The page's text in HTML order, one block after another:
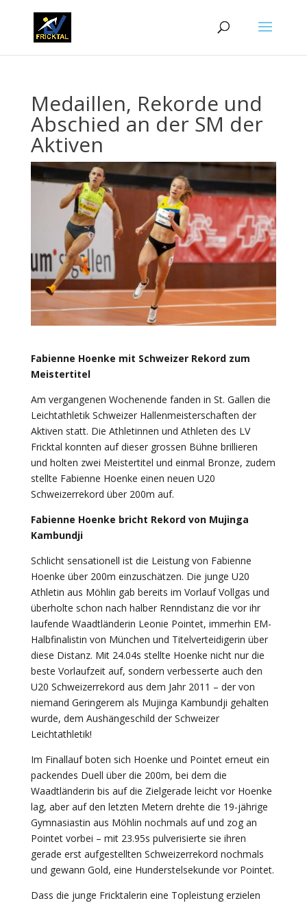
Medaillen, Rekorde und
Abschied an der SM der
Aktiven
Fabienne Hoenke mit Schweizer Rekord zum
Meistertitel
Am vergangenen Wochenende fanden in St. Gallen die
Leichtathletik Schweizer Hallenmeisterschaften der
Aktiven statt. Die Athletinnen und Athleten des LV
Fricktal konnten auf dieser grossen Bühne brillieren
und holten zwei Meistertitel und einmal Bronze, zudem
stellte Fabienne Hoenke einen neuen U20
Schweizerrekord über 200m auf.
Fabienne Hoenke bricht Rekord von Mujinga
Kambundji
Schlicht sensationell ist die Leistung von Fabienne
Hoenke über 200m einzuschätzen. Die junge U20
Athletin aus Möhlin gab bereits im Vorlauf Vollgas und
überholte schon nach halber Renndistanz die vor ihr
laufende Waadtländerin Leonie Pointet, immerhin EM-
Halbfinalistin von München und Titelverteidigerin über
diese Distanz. Mit 24.04s stellte Hoenke nicht nur die
beste Vorlaufzeit auf, sondern verbesserte auch den
U20 Schweizerrekord aus dem Jahr 2011 – der von
niemand Geringerem als Mujinga Kambundji gehalten
wurde, dem Aushängeschild der Schweizer
Leichtathletik!
Im Finallauf boten sich Hoenke und Pointet erneut ein
packendes Duell über die 200m, bei dem die
Waadtländerin bis auf die Zielgerade leicht vor Hoenke
lag, aber auf den letzten Metern drehte die 19-jährige
Gymnasiastin aus Möhlin nochmals auf und zog an
Pointet vorbei – mit 23.95s pulverisierte sie ihren
gerade erst aufgestellten Schweizerrekord nochmals
und gewann Gold, eine Hunderstelsekunde vor Pointet.
Dass die junge Fricktalerin eine Topleistung erzielen